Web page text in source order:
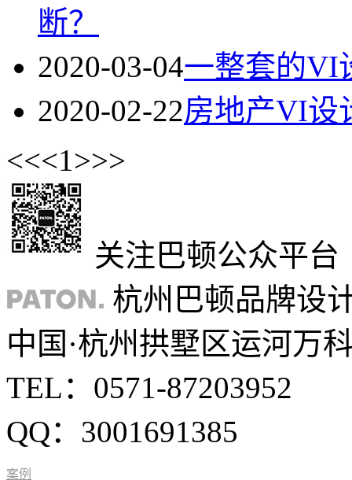
断？
2020-03-04一整套的VI
2020-02-22房地产VI设
<<<1>>>
关注巴顿公众平台
杭州巴顿品牌设
中国·杭州拱墅区运河万
TEL：0571-87203952
QQ：3001691385
案例